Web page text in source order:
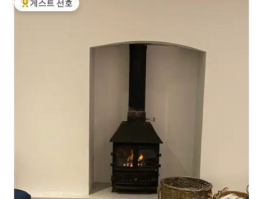
상위 게스트 선호
게스트 선호